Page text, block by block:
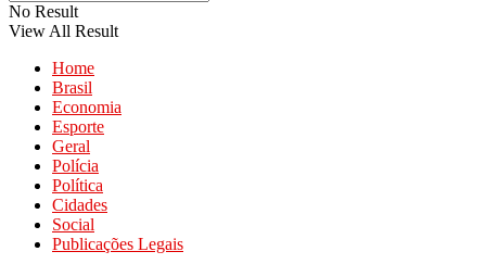
No Result
View All Result
Home
Brasil
Economia
Esporte
Geral
Polícia
Política
Cidades
Social
Publicações Legais